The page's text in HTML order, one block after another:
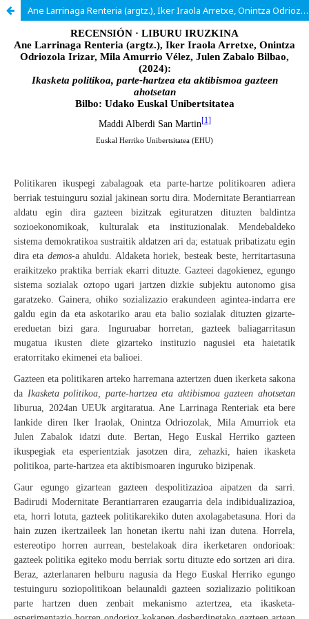
Ane Larrinaga Renteria (argtz.), Iker Iraola Arretxe, Onintza Odriozola Irizar, Mila Amurrio Vélez, Julen Zabalo Bilbao, (2024): Ikasketa politikoa, parte-hartzea eta aktibismoa gazteen ahotsetan Bilbo: Udako Euskal Unibertsitatea